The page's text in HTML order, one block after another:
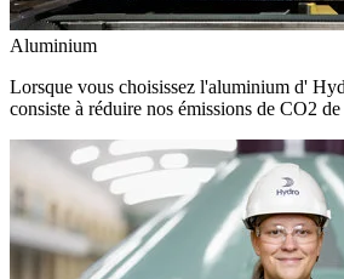
Aluminium
Lorsque vous choisissez l'aluminium d'
consiste à réduire nos émissions de CO2